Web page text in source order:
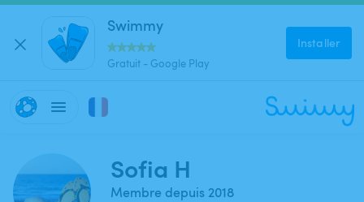
Swimmy
Gratuit - Google Play
Installer
Sofia H
Membre depuis 2018